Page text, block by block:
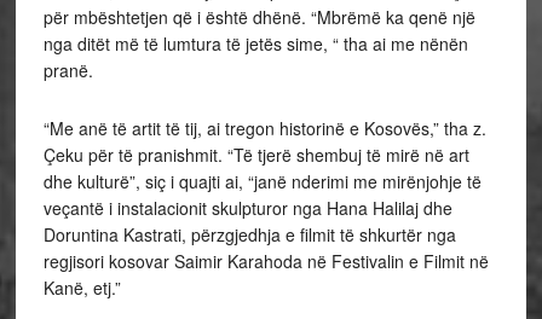
për mbështetjen që i është dhënë. “Mbrëmë ka qenë një
nga ditët më të lumtura të jetës sime, “ tha ai me nënën
pranë.
“Me anë të artit të tij, ai tregon historinë e Kosovës,” tha z.
Çeku për të pranishmit. “Të tjerë shembuj të mirë në art
dhe kulturë”, siç i quajti ai, “janë nderimi me mirënjohje të
veçantë i instalacionit skulpturor nga Hana Halilaj dhe
Doruntina Kastrati, përzgjedhja e filmit të shkurtër nga
regjisori kosovar Saimir Karahoda në Festivalin e Filmit në
Kanë, etj.”